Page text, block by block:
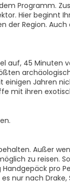
Programm.
Hier beginnt
der Region.
auf, 45 Minuten
Jahren
mit ihren
Außer
zu reisen.
pro
nur nach